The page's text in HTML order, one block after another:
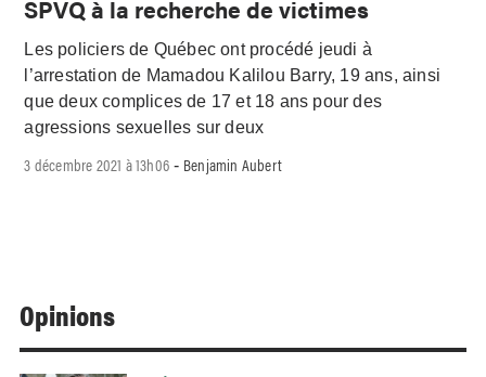
SPVQ à la recherche de victimes
Les policiers de Québec ont procédé jeudi à
l’arrestation de Mamadou Kalilou Barry, 19 ans, ainsi
que deux complices de 17 et 18 ans pour des
agressions sexuelles sur deux
3 décembre 2021 à 13h06 - Benjamin Aubert
Opinions